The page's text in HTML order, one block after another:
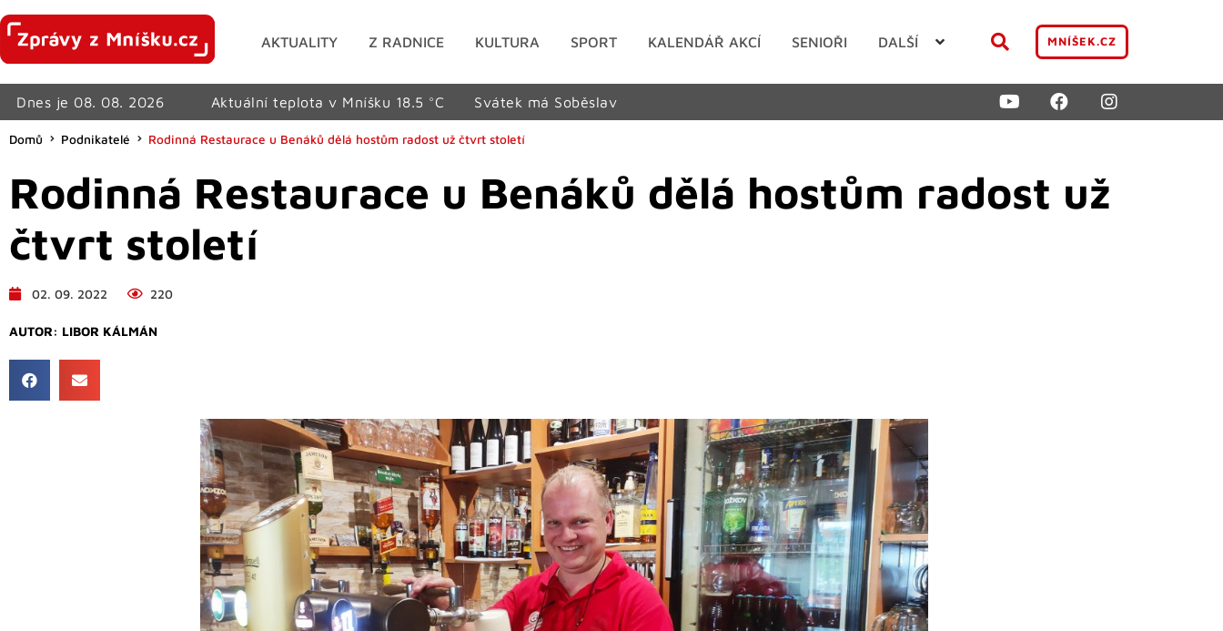
AKTUALITY Z RADNICE KULTURA SPORT KALENDÁŘ AKCÍ SENIOŘI DALŠÍ MNÍŠEK.CZ
Dnes je 08. 08. 2026 Aktuální teplota v Mníšku 18.5 °C Svátek má Soběslav
Domů Podnikatelé Rodinná Restaurace u Benáků dělá hostům radost už čtvrt století
Rodinná Restaurace u Benáků dělá hostům radost už
čtvrt století
02. 09. 2022 220
AUTOR: LIBOR KÁLMÁN